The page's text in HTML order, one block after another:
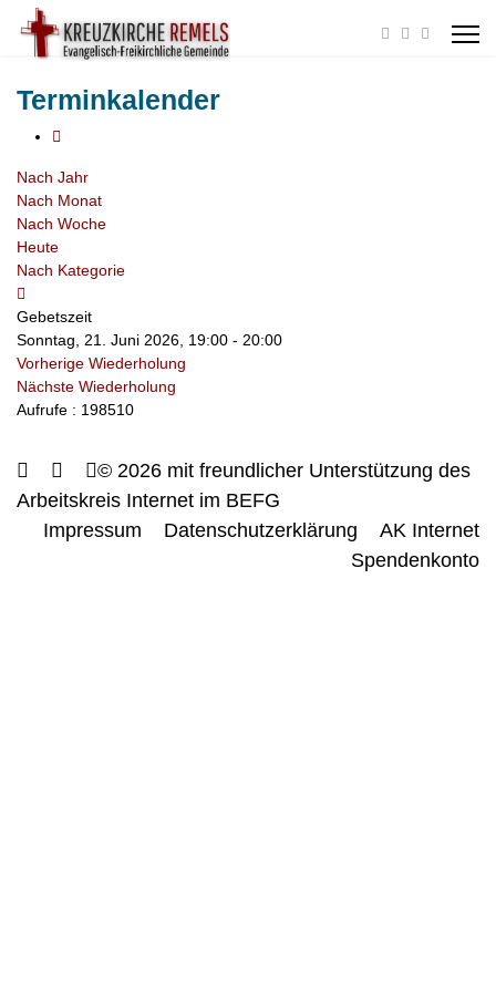
Terminkalender
Nach Jahr
Nach Monat
Nach Woche
Heute
Nach Kategorie
Gebetszeit
Sonntag, 21. Juni 2026, 19:00 - 20:00
Vorherige Wiederholung
Nächste Wiederholung
Aufrufe : 198510
© 2026 mit freundlicher Unterstützung des
Arbeitskreis Internet im BEFG
Impressum
Datenschutzerklärung
AK Internet
Spendenkonto